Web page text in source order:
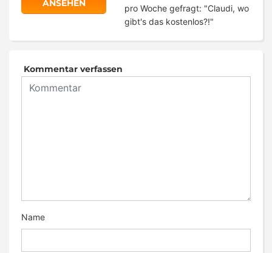
ANSEHEN
pro Woche gefragt: "Claudi, wo
gibt's das kostenlos?!"
Kommentar verfassen
Name